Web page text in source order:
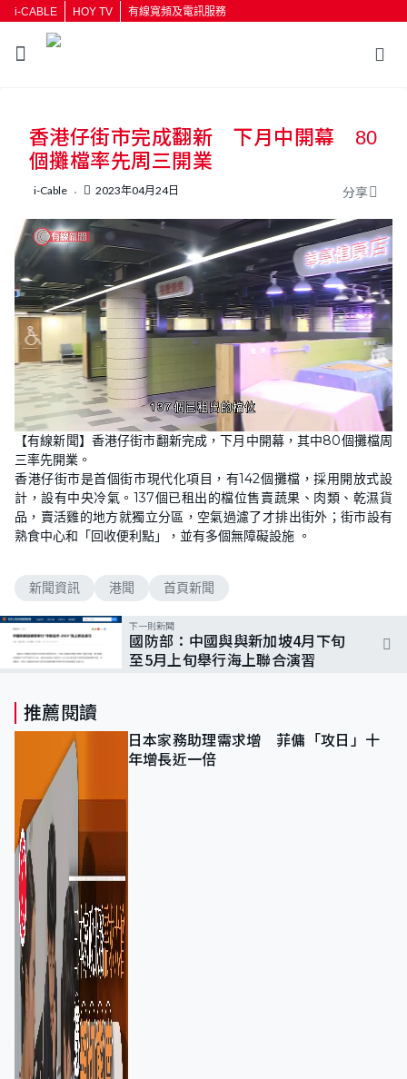
i-CABLE HOY TV 有線寬頻及電訊服務
香港仔街市完成翻新 下月中開幕 80
個攤檔率先周三開業
i-Cable 2023年04月24日 分享
U
n
m
e
L
o
a
d
:
8
3
.
3
【有線新聞】香港仔街市翻新完成，下月中開幕，其中80個攤檔周
三率先開業。
香港仔街市是首個街市現代化項目，有142個攤檔，採用開放式設
計，設有中央冷氣。137個已租出的檔位售賣蔬果、肉類、乾濕貨
品，賣活雞的地方就獨立分區，空氣過濾了才排出街外；街市設有
熟食中心和「回收便利點」，並有多個無障礙設施 。
新聞資訊 港聞 首頁新聞
下一則新聞
國防部：中國與與新加坡4月下旬
至5月上旬舉行海上聯合演習
推薦閱讀
日本家務助理需求增 菲傭「攻日」十
年增長近一倍